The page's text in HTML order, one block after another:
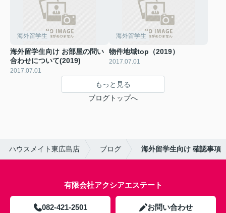
海外留学生
海外留学生向け お部屋の問い
合わせについて(2019)
2017.07.01
海外留学生
物件地域top（2019）
2017.07.01
もっと見る
ブログトップへ
ハウスメイト東広島店 ブログ 海外留学生向け 確認事項
有限会社アクシアエステート
082-421-2501 お問い合わせ